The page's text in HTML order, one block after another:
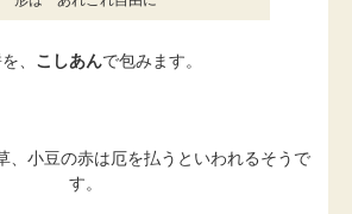
、 こしあんで包みます。
、小豆の赤は厄を払うといわれるそうで
す。